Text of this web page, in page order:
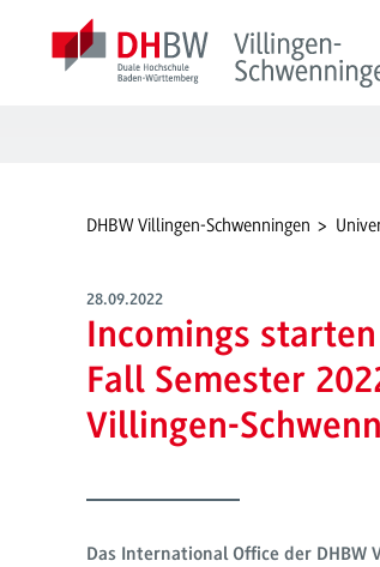
DHBW Villingen-Schwenningen
28.09.2022
Incomings
Fall Semester
Villingen-
Das International Office der